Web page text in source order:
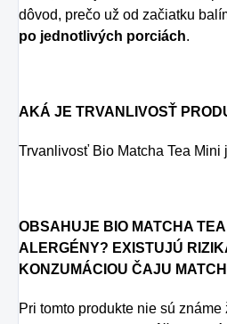
dôvod, prečo už od začiatku
po jednotlivých porciách.
AKÁ JE TRVANLIVOSŤ
Trvanlivosť Bio Matcha Tea Mini
OBSAHUJE BIO MATCHA
ALERGÉNY? EXISTUJÚ
KONZUMÁCIOU ČAJU
Pri tomto produkte nie sú